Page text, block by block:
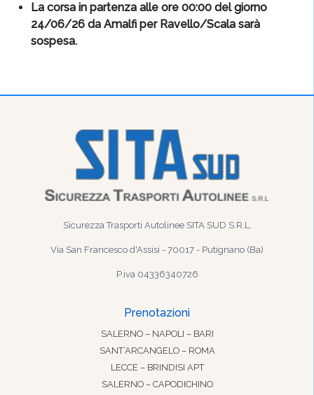
La corsa in partenza alle ore 00:00 del giorno
24/06/26 da Amalfi per Ravello/Scala sarà
sospesa.
Sicurezza Trasporti Autolinee SITA SUD S.R.L.
Via San Francesco d'Assisi - 70017 - Putignano (Ba)
P.iva 04336340726
Prenotazioni
SALERNO – NAPOLI – BARI
SANT’ARCANGELO – ROMA
LECCE – BRINDISI APT
SALERNO – CAPODICHINO